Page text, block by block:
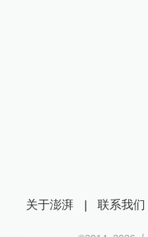
关于澎湃 | 联系我们